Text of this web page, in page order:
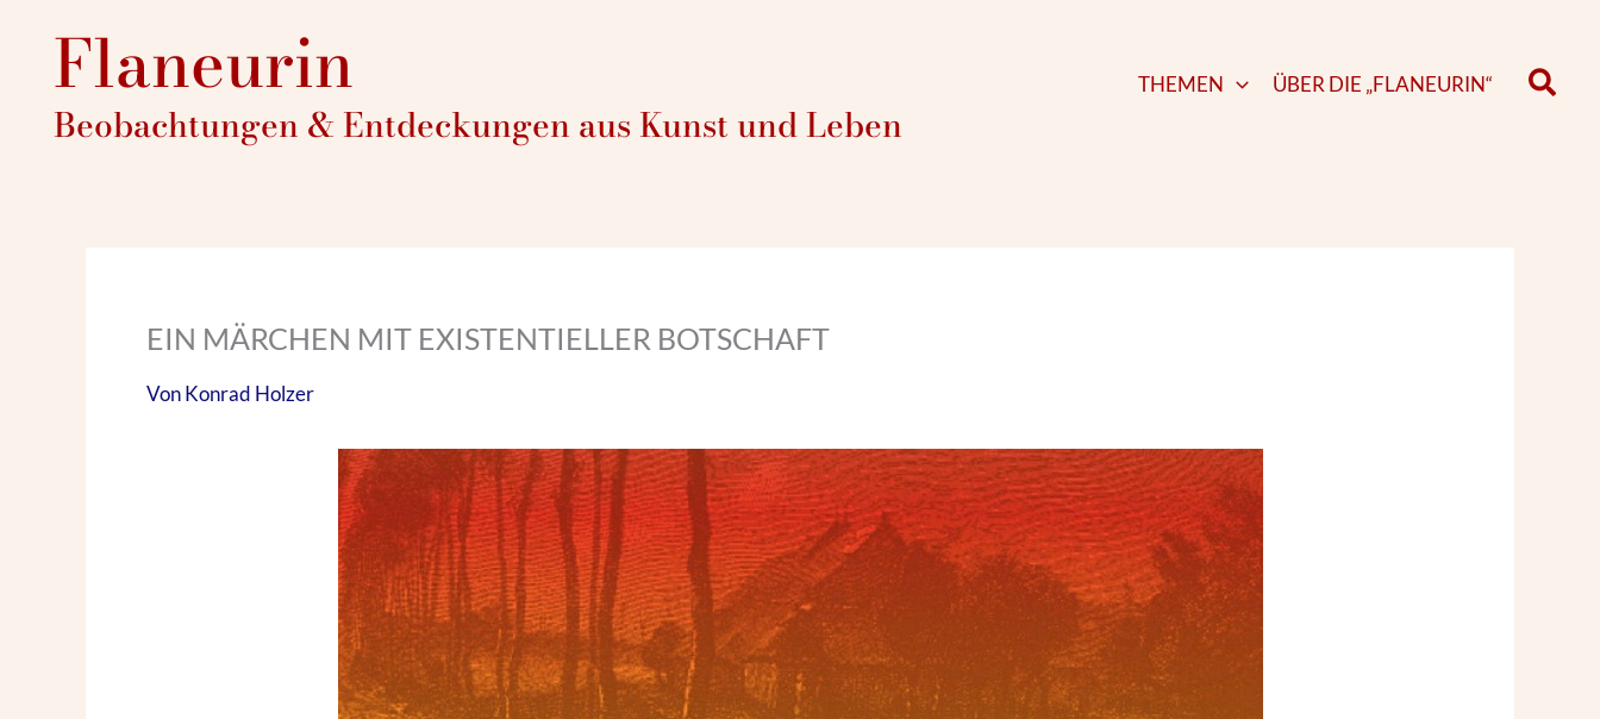
Flaneurin
Beobachtungen & Entdeckungen aus Kunst und Leben
THEMEN ÜBER DIE „FLANEURIN“
EIN MÄRCHEN MIT EXISTENTIELLER BOTSCHAFT
VonKonrad Holzer